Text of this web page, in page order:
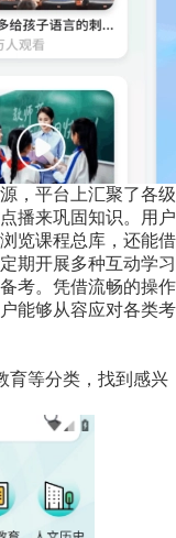
，平台上汇聚了各级
播来巩固知识。用户
览课程总库，还能借
期开展多种互动学习
考。凭借流畅的操作
能够从容应对各类考
育等分类，找到感兴